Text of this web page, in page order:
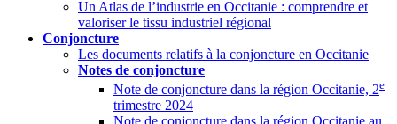
Un Atlas de l’industrie en Occitanie : comprendre et
valoriser le tissu industriel régional
Conjoncture
Les documents relatifs à la conjoncture en Occitanie
Notes de conjoncture
Note de conjoncture dans la région Occitanie, 2e
trimestre 2024